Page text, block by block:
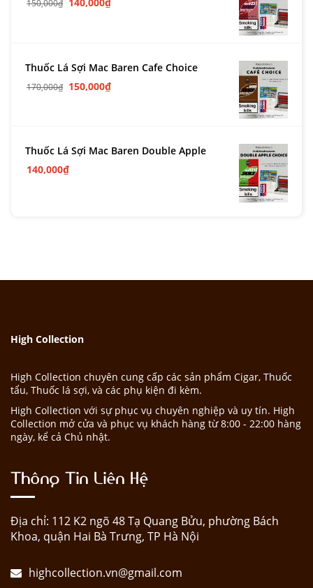
150,000₫
Thuốc Lá Sợi Mac Baren Cafe Choice
170,000₫ 150,000₫
Thuốc Lá Sợi Mac Baren Double Apple
140,000₫
High Collection
High Collection chuyên cung cấp các sản phẩm Cigar, Thuốc
tẩu, Thuốc lá sợi, và các phụ kiện đi kèm.
High Collection với sự phục vụ chuyên nghiệp và uy tín. High
Collection mở cửa và phục vụ khách hàng từ 8:00 - 22:00 hàng
ngày, kể cả Chủ nhật.
Thông Tin Liên Hệ
Địa chỉ: 112 K2 ngõ 48 Tạ Quang Bửu, phường Bách
Khoa, quận Hai Bà Trưng, TP Hà Nội
highcollection.vn@gmail.com